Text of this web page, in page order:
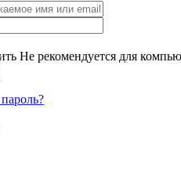
Не рекомендуется для